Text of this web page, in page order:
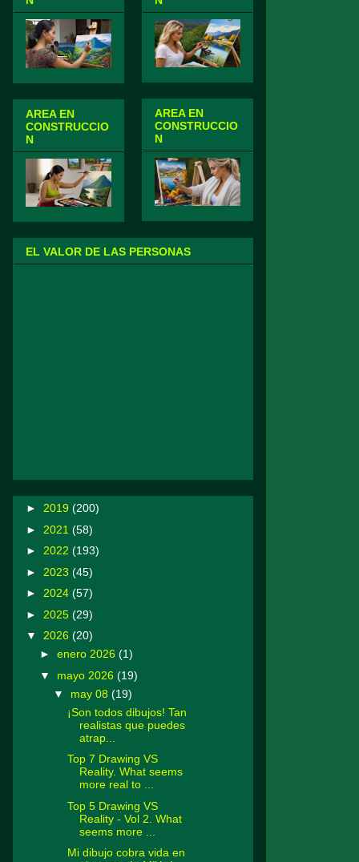
AREA EN
CONSTRUCCIO
N
AREA EN
CONSTRUCCIO
N
EL VALOR DE LAS PERSONAS
► 2019 (200)
► 2021 (58)
► 2022 (193)
► 2023 (45)
► 2024 (57)
► 2025 (29)
▼ 2026 (20)
► enero 2026 (1)
▼ mayo 2026 (19)
▼ may 08 (19)
¡Son todos dibujos! Tan
realistas que puedes
atrap...
Top 7 Drawing VS
Reality. What seems
more real to ...
Top 5 Drawing VS
Reality - Vol 2. What
seems more ...
Mi dibujo cobra vida en